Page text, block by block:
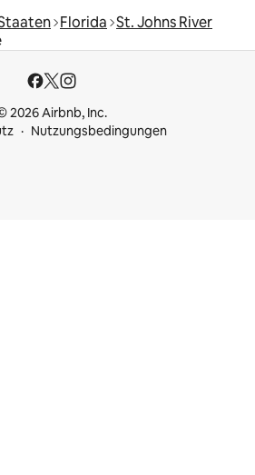
Florida St. Johns River
2026 Airbnb, Inc.
Nutzungsbedingungen